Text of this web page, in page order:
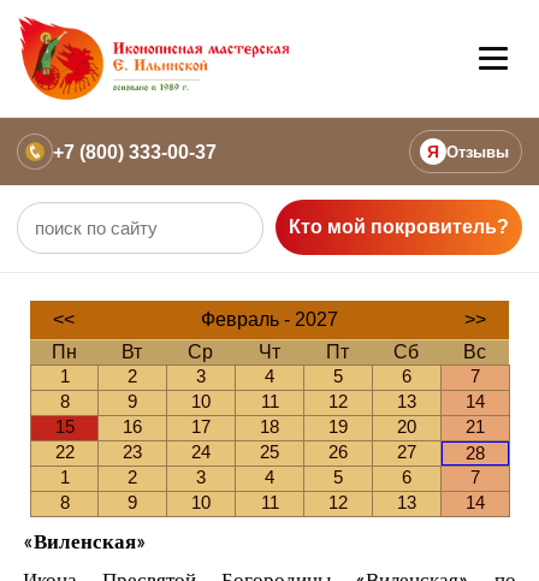
+7 (800) 333-00-37 Я Отзывы
Кто мой покровитель?
<< Февраль - 2027
>>
Пн
Вт Ср Чт Пт Сб
Вс
1
2 3 4 5 6
7
8
9 10 11 12 13
14
15
16 17 18 19 20
21
22
23 24 25 26 27
28
1
2 3 4 5 6
7
8
9 10 11 12 13 14
«Виленская»